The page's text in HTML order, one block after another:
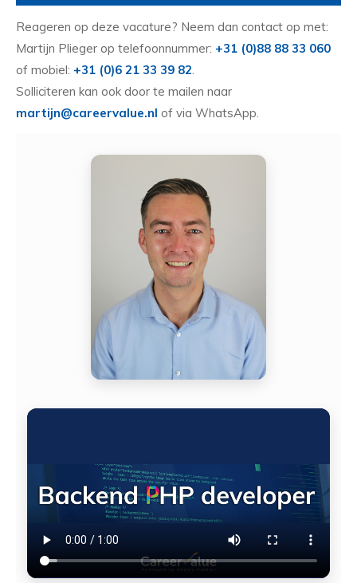
Reageren op deze vacature? Neem dan contact op met:
Martijn Plieger op telefoonnummer: +31 (0)88 88 33 060
of mobiel: +31 (0)6 21 33 39 82.
Solliciteren kan ook door te mailen naar
martijn@careervalue.nl of via WhatsApp.